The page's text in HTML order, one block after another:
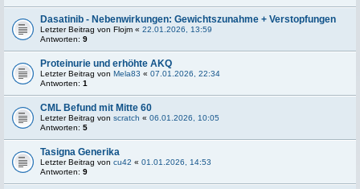
Dasatinib - Nebenwirkungen: Gewichtszunahme + Verstopfungen
Letzter Beitrag von Flojm « 22.01.2026, 13:59
Antworten: 9
Proteinurie und erhöhte AKQ
Letzter Beitrag von Mela83 « 07.01.2026, 22:34
Antworten: 1
CML Befund mit Mitte 60
Letzter Beitrag von scratch « 06.01.2026, 10:05
Antworten: 5
Tasigna Generika
Letzter Beitrag von cu42 « 01.01.2026, 14:53
Antworten: 9